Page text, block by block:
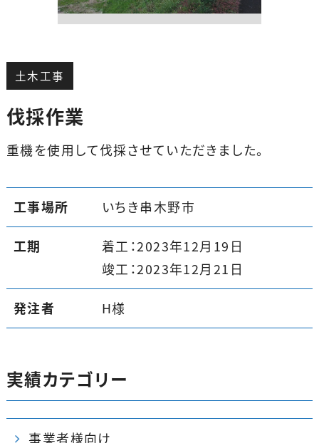
土木工事
伐採作業
重機を使用して伐採させていただきました。
工事場所 いちき串木野市
工期
着工：2023年12月19日
竣工：2023年12月21日
発注者 H様
実績カテゴリー
事業者様向け